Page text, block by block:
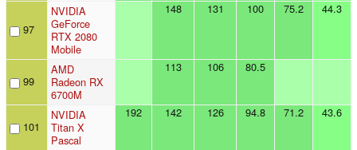
97
NVIDIA
GeForce
RTX 2080
Mobile
148 131 100 75.2 44.3
99
AMD
Radeon RX
6700M
113 106 80.5
101
NVIDIA
Titan X
Pascal
192 142 126 94.8 71.2 43.6